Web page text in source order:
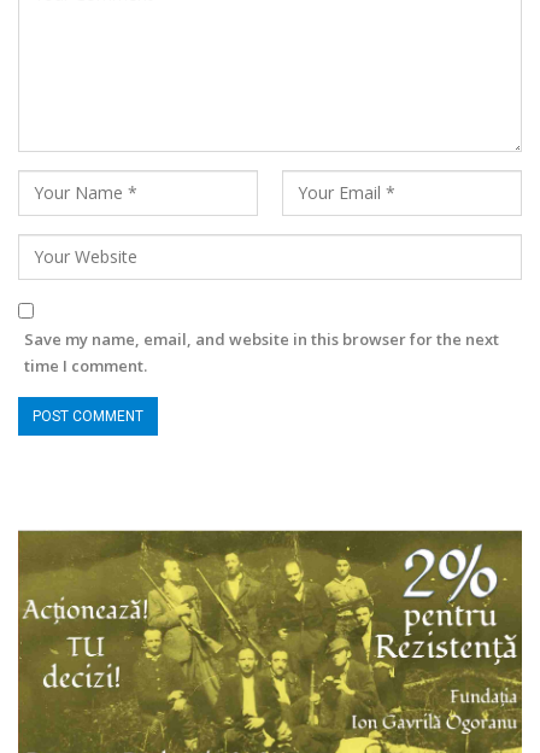
Save my name, email, and website in this browser for the next
time I comment.